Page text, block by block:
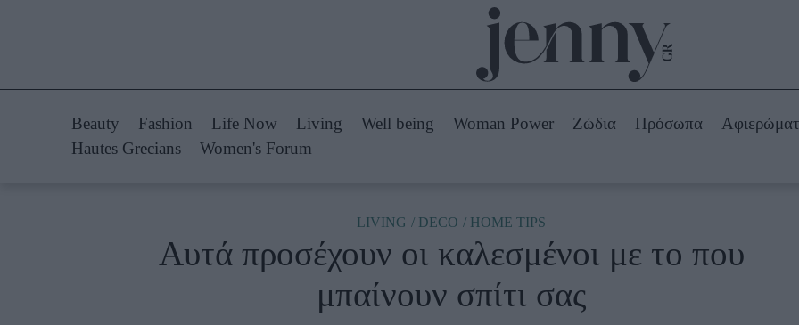
Styling Tips
Fashion News
Beauty -
Ομορφιά
Skincare
Μακιγιάζ
Woman Power Πρόσωπα
Celebrities
Ζώδια
Beauty Fashion Life Now Living Well being Woman Power Ζώδια Πρόσωπα
Hautes Grecians
Women's Forum
LIVING DECO HOME TIPS
Αυτά προσέχουν οι καλεσμένοι με το που
μπαίνουν σπίτι σας